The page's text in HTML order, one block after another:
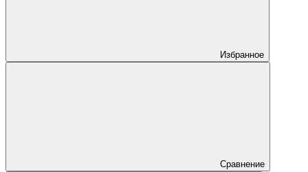
Избранное
Сравнение